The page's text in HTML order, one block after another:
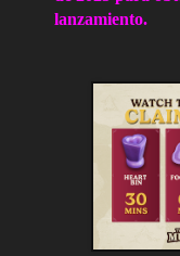
lanzamiento.